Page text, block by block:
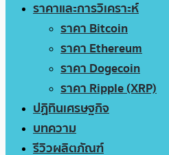
ราคาและการวิเคราะห์
ราคา Bitcoin
ราคา Ethereum
ราคา Dogecoin
ราคา Ripple (XRP)
ปฏิทินเศรษฐกิจ
บทความ
รีวิวผลิตภัณฑ์